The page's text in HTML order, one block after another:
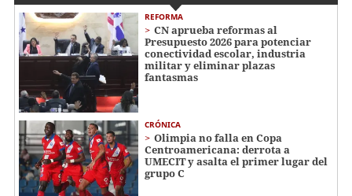
REFORMA
CN aprueba reformas al
Presupuesto 2026 para potenciar
conectividad escolar, industria
militar y eliminar plazas
fantasmas
CRÓNICA
Olimpia no falla en Copa
Centroamericana: derrota a
UMECIT y asalta el primer lugar del
grupo C